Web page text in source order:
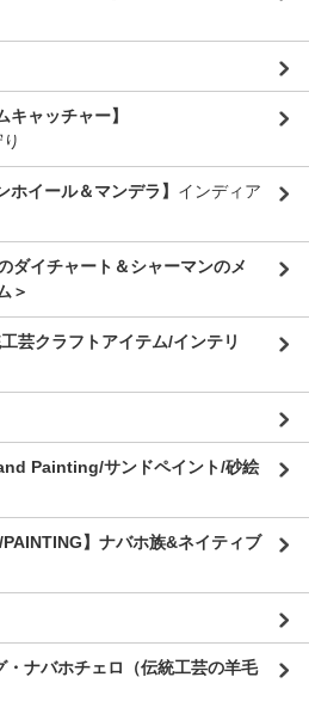
ャッチャー】
イール＆マンデラ】 インディア
ダイチャート＆シャーマンのメ
＞
芸クラフトアイテム/インテリ
Painting/サンドペイント/砂絵
】ナバホ族&ネイティブ
ナバホチェロ（伝統工芸の羊毛